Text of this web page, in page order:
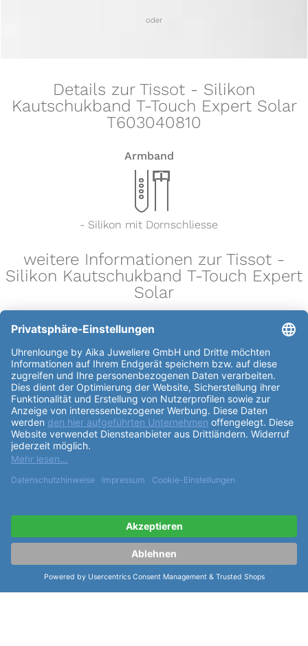
oder
Details zur Tissot - Silikon
Kautschukband T-Touch Expert Solar
T603040810
Armband
x
- Silikon mit Dornschliesse
weitere Informationen zur Tissot -
Silikon Kautschukband T-Touch Expert
Solar